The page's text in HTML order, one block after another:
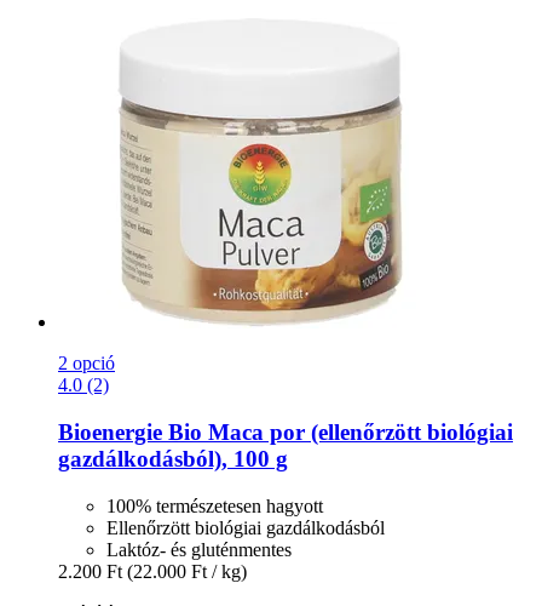
2 opció
4.0 (2)
Bioenergie Bio Maca por (ellenőrzött biológiai
gazdálkodásból), 100 g
100% természetesen hagyott
Ellenőrzött biológiai gazdálkodásból
Laktóz- és gluténmentes
2.200 Ft (22.000 Ft / kg)